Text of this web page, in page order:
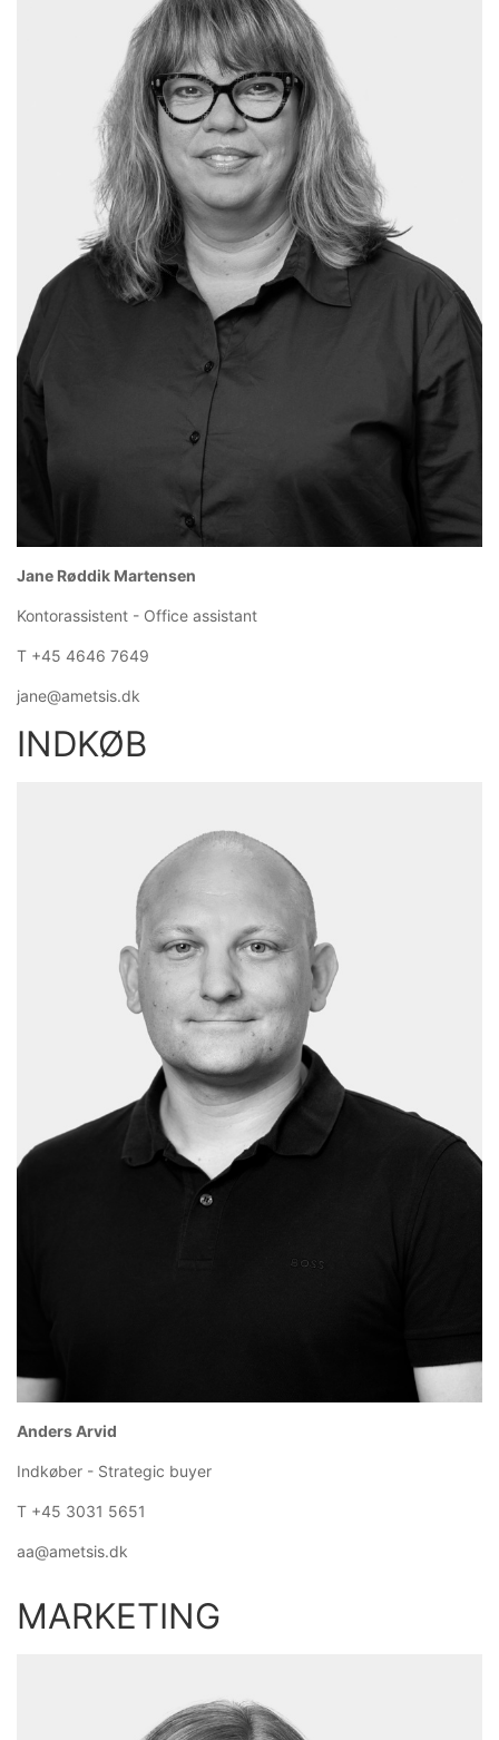
Jane Røddik Martensen
Kontorassistent - Office assistant
T +45 4646 7649
jane@ametsis.dk
INDKØB
Anders Arvid
Indkøber - Strategic buyer
T +45 3031 5651
aa@ametsis.dk
MARKETING